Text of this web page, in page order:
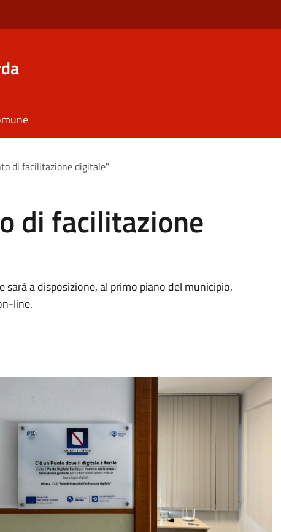
di facilitazione digitale"
di facilitazione
a disposizione, al primo piano del municipio,
line.